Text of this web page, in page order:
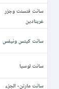
سانت فنسنت وجزر
غرينادين
سانت كيتس ونيفس
سانت لوسيا
سانت مارتن- الجزء